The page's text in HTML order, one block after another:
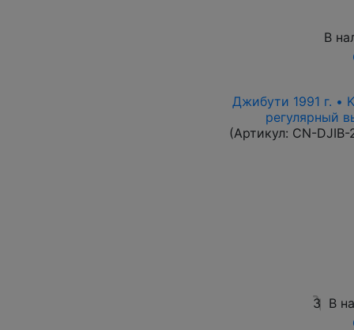
В
Джибути 1991 г. •
регулярный
(Артикул: CN-DJIB-
3 В